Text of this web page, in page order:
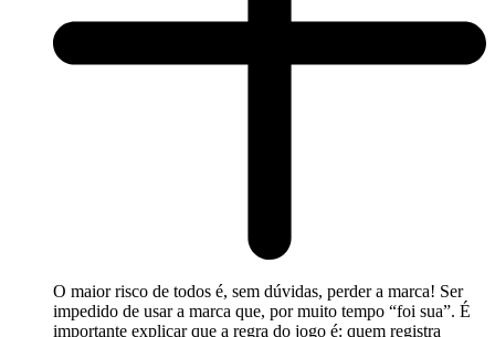
O maior risco de todos é, sem dúvidas, perder a marca! Ser
impedido de usar a marca que, por muito tempo “foi sua”. É
importante explicar que a regra do jogo é: quem registra